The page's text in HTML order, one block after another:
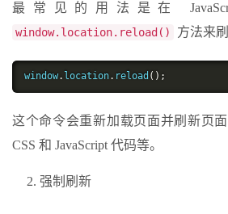
最常见的用法是在
window.location.reload() 方法来
window. location. reload ();
这个命令会重新加载页面并刷新页
CSS 和 JavaScript 代码等。
强制刷新